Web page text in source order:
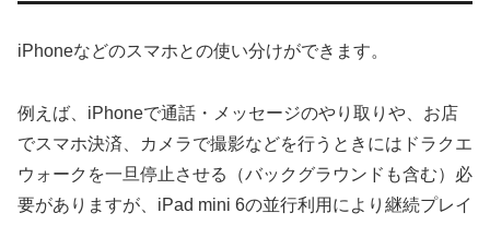
iPhoneなどのスマホとの使い分けができます。
例えば、iPhoneで通話・メッセージのやり取りや、お店
でスマホ決済、カメラで撮影などを行うときにはドラクエ
ウォークを一旦停止させる（バックグラウンドも含む）必
要がありますが、iPad mini 6の並行利用により継続プレイ